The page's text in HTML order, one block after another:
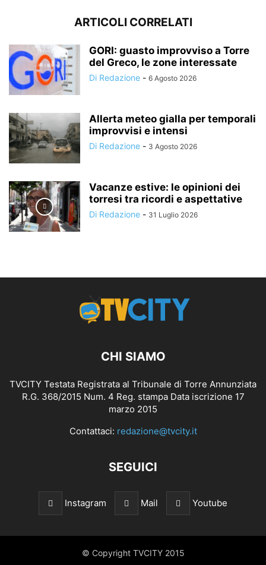
ARTICOLI CORRELATI
GORI: guasto improvviso a Torre
del Greco, le zone interessate
Di Redazione - 6 Agosto 2026
Allerta meteo gialla per temporali
improvvisi e intensi
Di Redazione - 3 Agosto 2026
Vacanze estive: le opinioni dei
torresi tra ricordi e aspettative
Di Redazione - 31 Luglio 2026
CHI SIAMO
TVCITY Testata Registrata al Tribunale di Torre Annunziata
R.G. 368/2015 Num. 4 Reg. stampa Data iscrizione 17
marzo 2015
Contattaci: redazione@tvcity.it
SEGUICI
Instagram Mail Youtube
© Copyright TVCITY 2015